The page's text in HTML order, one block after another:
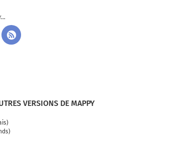
VERSIONS DE MAPPY